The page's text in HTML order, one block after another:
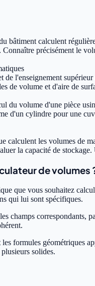
bâtiment calculent
précisément le
de l'enseignement
de volume et d'aire de
du volume d'une pièce
d'un cylindre pour une
calculent les volumes de
la capacité de
de volumes
que vous souhaitez
qui lui sont spécifiques.
champs
formules géométriques
solides.